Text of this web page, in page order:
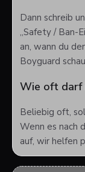
Dann schreib
„Safety / Ban-
an, wann du
Boyguard
Wie oft darf
Beliebig oft,
Wenn es nach
auf, wir helfen